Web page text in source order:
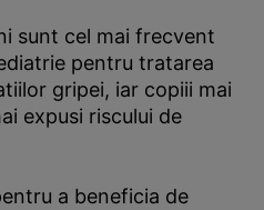
sunt cel mai frecvent
pentru tratarea
gripei, iar copiii mai
expusi riscului de
a beneficia de